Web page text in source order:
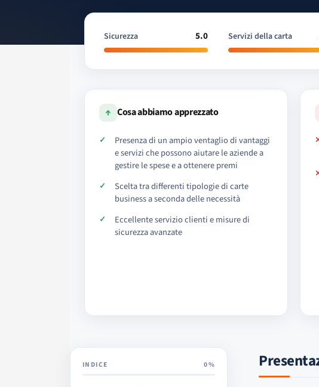
Sicurezza 5.0 Servizi della carta
↑ Cosa abbiamo apprezzato
Presenza di un ampio ventaglio di vantaggi
e servizi che possono aiutare le aziende a
gestire le spese e a ottenere premi
Scelta tra differenti tipologie di carte
business a seconda delle necessità
Eccellente servizio clienti e misure di
sicurezza avanzate
INDICE 0%